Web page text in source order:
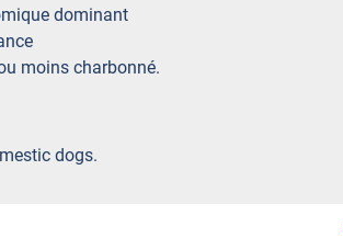
dominant
moins charbonné.
dogs.